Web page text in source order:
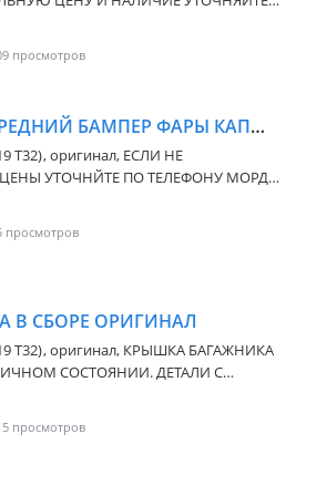
РЕГИОН КАЗАХСТАНА. СПОСОБ
НОМЕРАМ!
МОРДА НОУСКАТ ПЕРЕДНИЙ БАМПЕР ФАРЫ КАПОТ КРЫЛО NISSAN X-TRAIL
T32), оригинал, ЕСЛИ НЕ
ЛЮБОЙ ДЕТАЛИ ДОСТАВКА
КОМПАНИИ ПО УКАЗАННЫМ
В СБОРЕ ОРИГИНАЛ
T32), оригинал, КРЫШКА БАГАЖНИКА